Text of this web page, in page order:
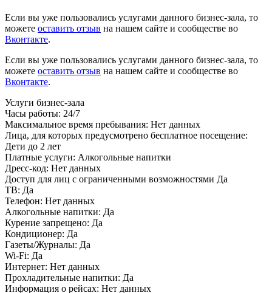
Если вы уже пользовались услугами данного бизнес-зала, то
можете оставить отзыв на нашем сайте и сообществе во
Вконтакте.
Если вы уже пользовались услугами данного бизнес-зала, то
можете оставить отзыв на нашем сайте и сообществе во
Вконтакте.
Услуги бизнес-зала
Часы работы: 24/7
Максимальное время пребывания: Нет данных
Лица, для которых предусмотрено бесплатное посещение:
Дети до 2 лет
Платные услуги: Алкогольные напитки
Дресс-код: Нет данных
Доступ для лиц с ограниченными возможностями Да
ТВ: Да
Телефон: Нет данных
Алкогольные напитки: Да
Курение запрещено: Да
Кондиционер: Да
Газеты/Журналы: Да
Wi-Fi: Да
Интернет: Нет данных
Прохладительные напитки: Да
Информация о рейсах: Нет данных